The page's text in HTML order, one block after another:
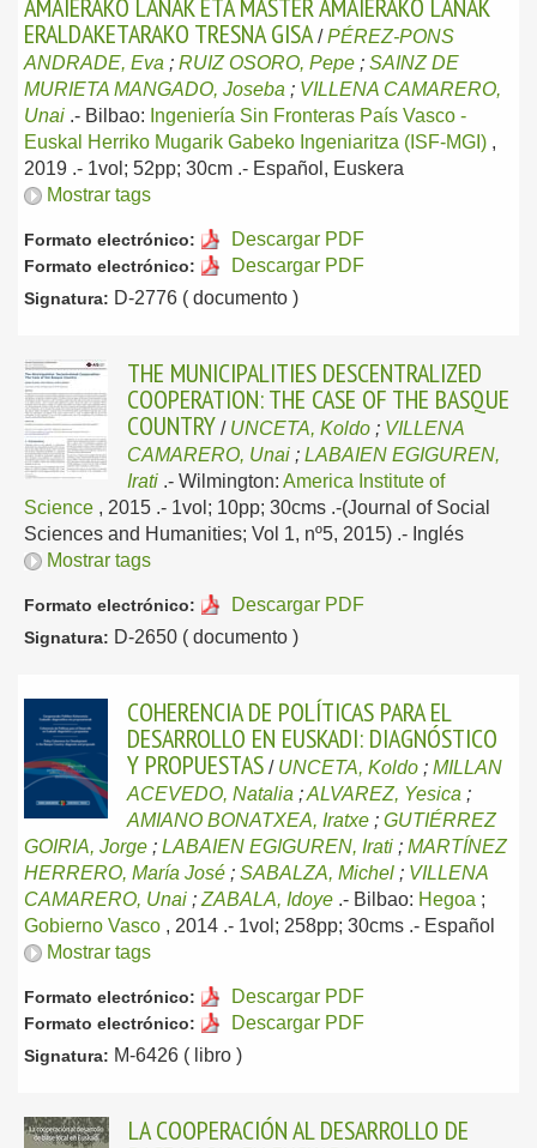
AMAIERAKO LANAK ETA MASTER AMAIERAKO LANAK
ERALDAKETARAKO TRESNA GISA /PÉREZ-PONS
ANDRADE, Eva ; RUIZ OSORO, Pepe ; SAINZ DE
MURIETA MANGADO, Joseba ; VILLENA CAMARERO,
Unai .- Bilbao: Ingeniería Sin Fronteras País Vasco -
Euskal Herriko Mugarik Gabeko Ingeniaritza (ISF-MGI) ,
2019 .- 1vol; 52pp; 30cm .- Español, Euskera
Mostrar tags
Formato electrónico: Descargar PDF
Formato electrónico: Descargar PDF
Signatura: D-2776 ( documento )
THE MUNICIPALITIES DESCENTRALIZED
COOPERATION: THE CASE OF THE BASQUE
COUNTRY / UNCETA, Koldo ; VILLENA
CAMARERO, Unai ; LABAIEN EGIGUREN,
Irati .- Wilmington: America Institute of
Science , 2015 .- 1vol; 10pp; 30cms .-(Journal of Social
Sciences and Humanities; Vol 1, nº5, 2015) .- Inglés
Mostrar tags
Formato electrónico: Descargar PDF
Signatura: D-2650 ( documento )
COHERENCIA DE POLÍTICAS PARA EL
DESARROLLO EN EUSKADI: DIAGNÓSTICO
Y PROPUESTAS / UNCETA, Koldo ; MILLAN
ACEVEDO, Natalia ;ALVAREZ, Yesica ;
AMIANO BONATXEA, Iratxe ; GUTIÉRREZ
GOIRIA, Jorge ; LABAIEN EGIGUREN, Irati ; MARTÍNEZ
HERRERO, María José ; SABALZA, Michel ; VILLENA
CAMARERO, Unai ; ZABALA, Idoye .- Bilbao: Hegoa ;
Gobierno Vasco , 2014 .- 1vol; 258pp; 30cms .- Español
Mostrar tags
Formato electrónico: Descargar PDF
Formato electrónico: Descargar PDF
Signatura: M-6426 ( libro )
LA COOPERACIÓN AL DESARROLLO DE